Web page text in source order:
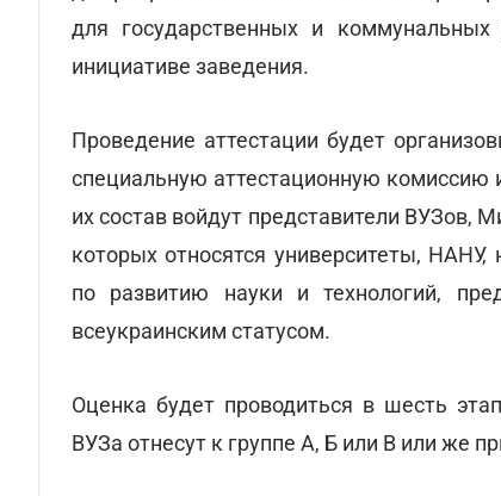
для государственных и
инициативе заведения.
Проведение аттестации будет
специальную аттестационную комиссию
их состав войдут представители ВУЗов,
которых относятся университеты,
по развитию науки и технологий,
всеукраинским статусом.
Оценка будет проводиться в шесть
ВУЗа отнесут к группе А, Б или В или же